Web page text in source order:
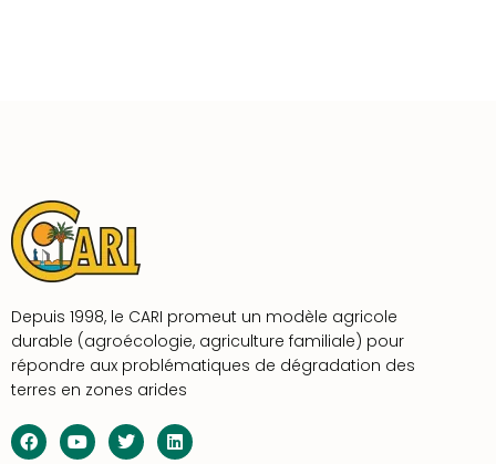
Depuis 1998, le CARI promeut un modèle agricole
durable (agroécologie, agriculture familiale) pour
répondre aux problématiques de dégradation des
terres en zones arides